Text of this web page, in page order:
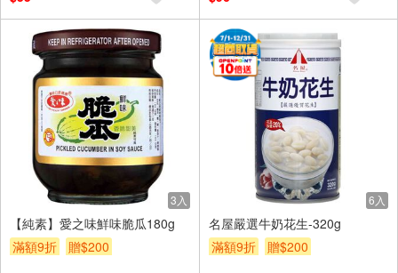
3入
【純素】愛之味鮮味脆瓜180g
滿額9折
贈$200
6入
名屋嚴選牛奶花生-320g
滿額9折
贈$200